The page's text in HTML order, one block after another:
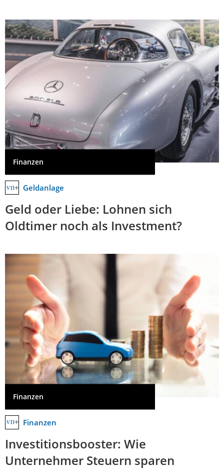
Finanzen
Geldanlage
Geld oder Liebe: Lohnen sich
Oldtimer noch als Investment?
Finanzen
Finanzen
Investitionsbooster: Wie
Unternehmer Steuern sparen